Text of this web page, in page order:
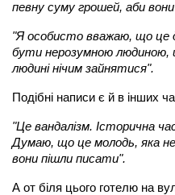
певну суму грошей, аби
"Я особисто вважаю, що це
бути нерозумною
людині нічим зайнятися".
Подібні написи є й в інших
"Це вандалізм. Історична
Думаю, що це молодь, яка не
вони пішли писати".
А от біля цього готелю на